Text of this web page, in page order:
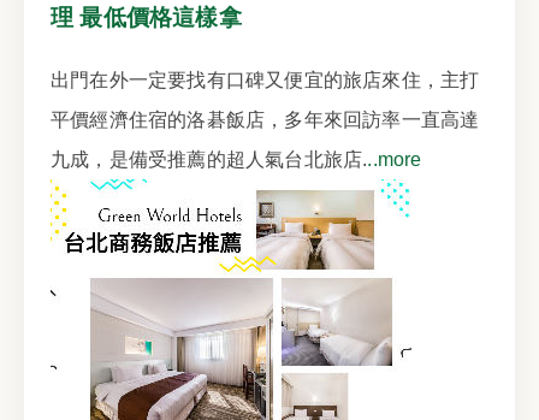
理 最低價格這樣拿
出門在外一定要找有口碑又便宜的旅店來住，主打
平價經濟住宿的洛碁飯店，多年來回訪率一直高達
九成，是備受推薦的超人氣台北旅店...more